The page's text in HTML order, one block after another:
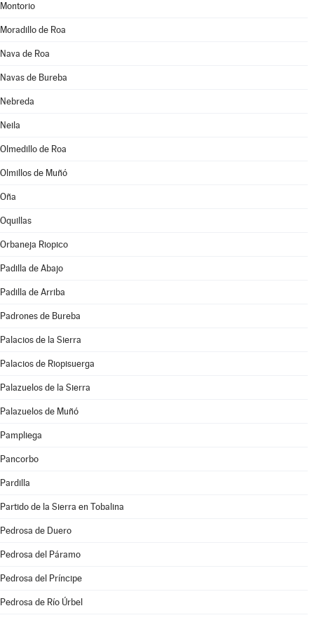
Montorio
Moradillo de Roa
Nava de Roa
Navas de Bureba
Nebreda
Neila
Olmedillo de Roa
Olmillos de Muñó
Oña
Oquillas
Orbaneja Riopico
Padilla de Abajo
Padilla de Arriba
Padrones de Bureba
Palacios de la Sierra
Palacios de Riopisuerga
Palazuelos de la Sierra
Palazuelos de Muñó
Pampliega
Pancorbo
Pardilla
Partido de la Sierra en Tobalina
Pedrosa de Duero
Pedrosa del Páramo
Pedrosa del Príncipe
Pedrosa de Río Úrbel